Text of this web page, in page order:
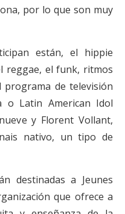
por lo que son muy
están, el hippie
reggae, el funk, ritmos
de televisión
o Latin American Idol
y Florent Vollant,
nativo, un tipo de
destinadas a Jeunes
que ofrece a